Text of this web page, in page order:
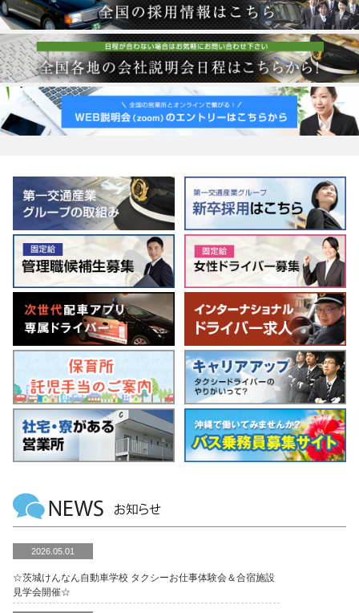
2026.05.01
☆茨城けんなん自動車学校 タクシーお仕事体験会＆合宿施設
見学会開催☆